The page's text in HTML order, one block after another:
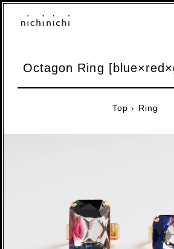
Octagon Ring
Top › Ring